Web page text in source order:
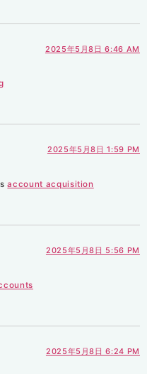
2025年5月8日 6:46 AM
2025年5月8日 1:59 PM
account acquisition
2025年5月8日 5:56 PM
2025年5月8日 6:24 PM